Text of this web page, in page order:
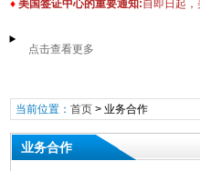
♦ 美国签证中心的重要通知:自即日起
点击查看更多
当前位置： 首页> 业务合作
业务合作